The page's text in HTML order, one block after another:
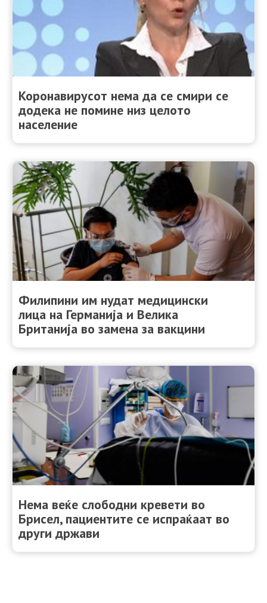
Коронавирусот нема да се смири се
додека не помине низ целото
население
Филипини им нудат медицински
лица на Германија и Велика
Британија во замена за вакцини
Нема веќе слободни кревети во
Брисел, пациентите се испраќаат во
други држави